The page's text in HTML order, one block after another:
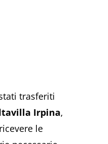
trasferiti
Irpina,
le